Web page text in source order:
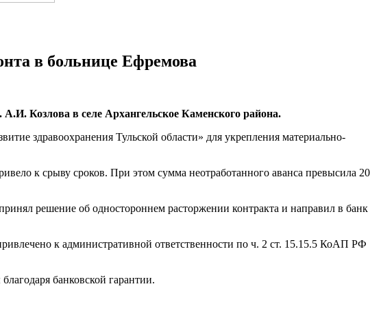
в больнице Ефремова
Козлова в селе Архангельское Каменского района.
здравоохранения Тульской области» для укрепления материально-
к срыву сроков. При этом сумма неотработанного аванса превысила 20
решение об одностороннем расторжении контракта и направил в банк
к административной ответственности по ч. 2 ст. 15.15.5 КоАП РФ
банковской гарантии.